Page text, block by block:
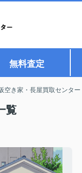
無料査定
空き家・長屋買取センター
覧